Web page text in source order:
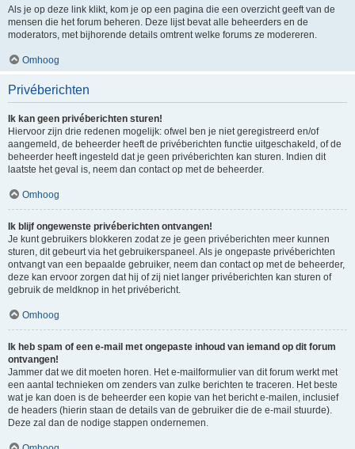
Als je op deze link klikt, kom je op een pagina die een overzicht geeft van de
mensen die het forum beheren. Deze lijst bevat alle beheerders en de
moderators, met bijhorende details omtrent welke forums ze modereren.
Omhoog
Privéberichten
Ik kan geen privéberichten sturen!
Hiervoor zijn drie redenen mogelijk: ofwel ben je niet geregistreerd en/of
aangemeld, de beheerder heeft de privéberichten functie uitgeschakeld, of de
beheerder heeft ingesteld dat je geen privéberichten kan sturen. Indien dit
laatste het geval is, neem dan contact op met de beheerder.
Omhoog
Ik blijf ongewenste privéberichten ontvangen!
Je kunt gebruikers blokkeren zodat ze je geen privéberichten meer kunnen
sturen, dit gebeurt via het gebruikerspaneel. Als je ongepaste privéberichten
ontvangt van een bepaalde gebruiker, neem dan contact op met de beheerder,
deze kan ervoor zorgen dat hij of zij niet langer privéberichten kan sturen of
gebruik de meldknop in het privébericht.
Omhoog
Ik heb spam of een e-mail met ongepaste inhoud van iemand op dit forum
ontvangen!
Jammer dat we dit moeten horen. Het e-mailformulier van dit forum werkt met
een aantal technieken om zenders van zulke berichten te traceren. Het beste
wat je kan doen is de beheerder een kopie van het bericht e-mailen, inclusief
de headers (hierin staan de details van de gebruiker die de e-mail stuurde).
Deze zal dan de nodige stappen ondernemen.